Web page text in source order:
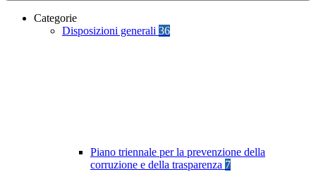
Categorie
Disposizioni generali 36
Piano triennale per la prevenzione della
corruzione e della trasparenza 7